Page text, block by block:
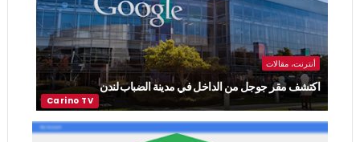
أنترنت، مقالات
اكتشف مقر جوجل من الداخل في مدينة الضباب لندن